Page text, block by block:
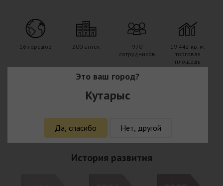
16 городов 200 аптек
970
сотрудников
19 442 кв. м.
торговая
площадь
товаров
Служба
История развития
Это ваш город?
Кутарыс
Да, спасибо Нет, другой